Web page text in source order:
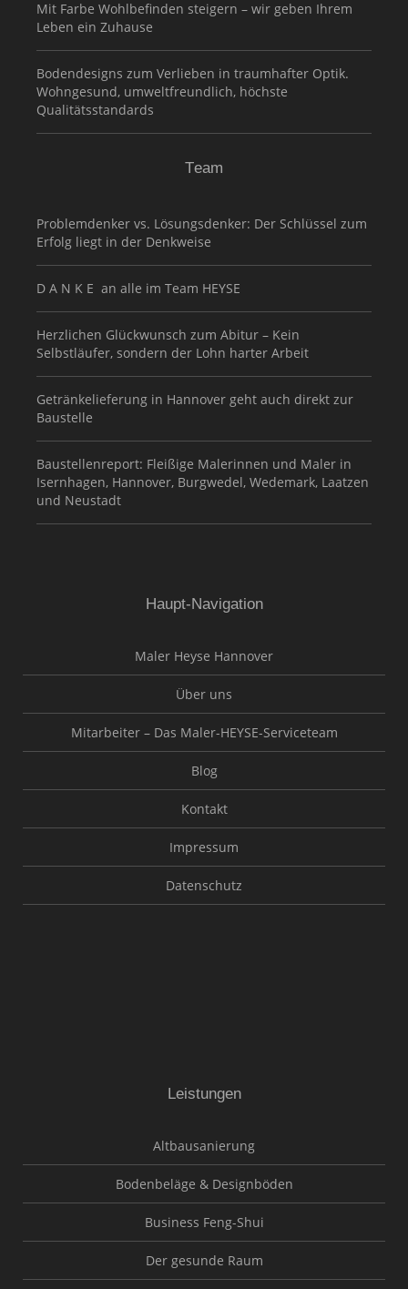
Mit Farbe Wohlbefinden steigern – wir geben Ihrem
Leben ein Zuhause
Bodendesigns zum Verlieben in traumhafter Optik.
Wohngesund, umweltfreundlich, höchste
Qualitätsstandards
Team
Problemdenker vs. Lösungsdenker: Der Schlüssel zum
Erfolg liegt in der Denkweise
D A N K E an alle im Team HEYSE
Herzlichen Glückwunsch zum Abitur – Kein
Selbstläufer, sondern der Lohn harter Arbeit
Getränkelieferung in Hannover geht auch direkt zur
Baustelle
Baustellenreport: Fleißige Malerinnen und Maler in
Isernhagen, Hannover, Burgwedel, Wedemark, Laatzen
und Neustadt
Haupt-Navigation
Maler Heyse Hannover
Über uns
Mitarbeiter – Das Maler-HEYSE-Serviceteam
Blog
Kontakt
Impressum
Datenschutz
Leistungen
Altbausanierung
Bodenbeläge & Designböden
Business Feng-Shui
Der gesunde Raum